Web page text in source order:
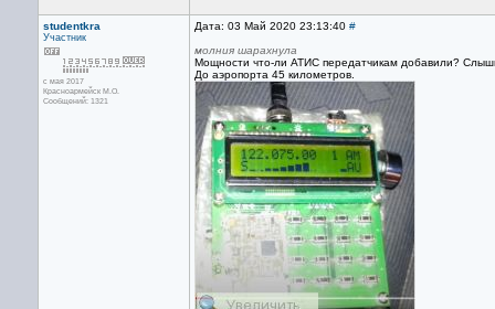
studentkra
Участник
с мая 2017
Красноармейск М.О.
Сообщений: 1321
Дата: 03 Май 2020 23:13:40 #
молния шарахнула
Мощности что-ли АТИС передатчикам добавили?
До аэропорта 45 километров.